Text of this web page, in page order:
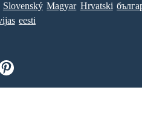
Slovenský Magyar Hrvatski
eesti